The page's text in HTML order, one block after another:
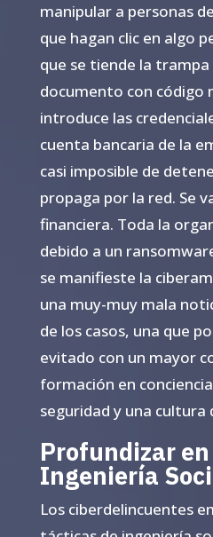
manipular a personas
que hagan clic en algo
que se tiende la
documento con código
introduce las
cuenta bancaria de la
casi imposible de
propaga por la red. Se
financiera. Toda la
debido a un
se manifieste la
una muy-muy mala
de los casos, una que
evitado con un mayor
formación en
seguridad y una cultura
Profundizar
Ingeniería
Los ciberdelincuentes